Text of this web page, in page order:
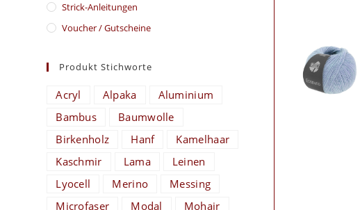
Strick-Anleitungen
Voucher / Gutscheine
Produkt Stichworte
Acryl Alpaka
Aluminium
Bambus
Baumwolle
Birkenholz
Hanf
Kamelhaar
Kaschmir
Lama
Leinen
Lyocell
Merino
Messing
Microfaser
Modal
Mohair